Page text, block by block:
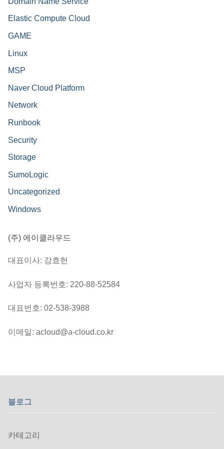
Elastic Compute Cloud
GAME
Linux
MSP
Naver Cloud Platform
Network
Runbook
Security
Storage
SumoLogic
Uncategorized
Windows
(주) 에이클라우드
대표이사: 강효헌
사업자 등록번호: 220-88-52584
대표번호: 02-538-3988
이메일: acloud@a-cloud.co.kr
블로그
카테고리